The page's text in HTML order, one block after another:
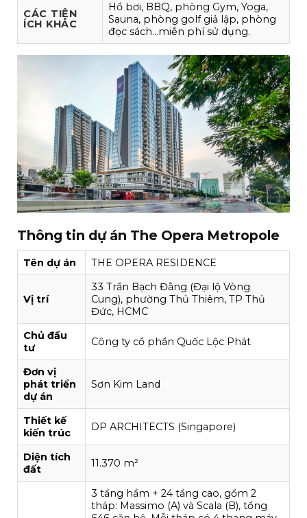
CÁC TIỆN
ÍCH KHÁC
Hồ bơi, BBQ, phòng Gym, Yoga,
Sauna, phòng golf giả lập, phòng
đọc sách…miễn phí sử dụng.
Thông tin dự án The Opera Metropole
Tên dự án THE OPERA RESIDENCE
Vị trí
33 Trần Bạch Đằng (Đại lộ Vòng
Cung), phường Thủ Thiêm, TP Thủ
Đức, HCMC
Chủ đầu
tư
Công ty cổ phần Quốc Lộc Phát
Đơn vị
phát triển
dự án
Sơn Kim Land
Thiết kế
kiến trúc
DP ARCHITECTS (Singapore)
Diện tích
đất
11.370 m²
3 tầng hầm + 24 tầng cao, gồm 2
tháp: Massimo (A) và Scala (B), tổng